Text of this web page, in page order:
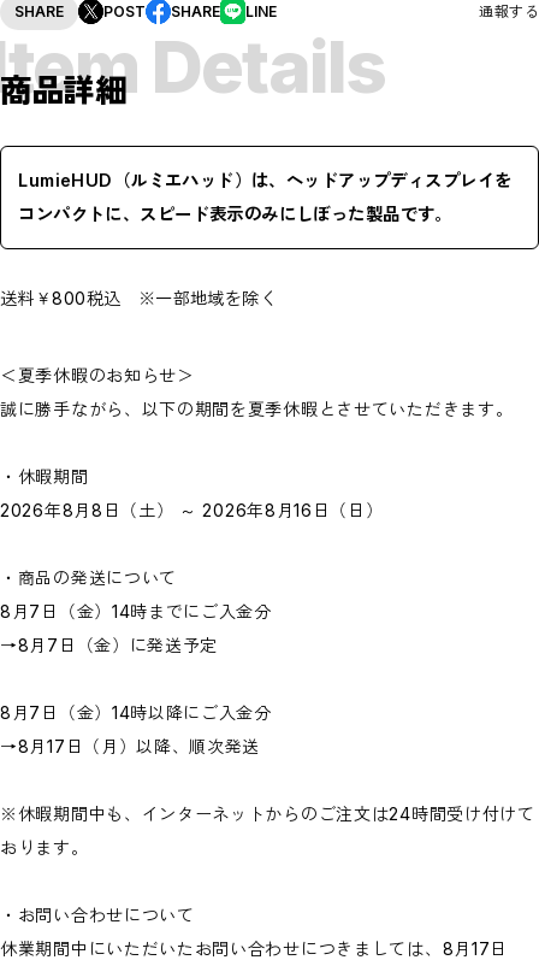
SHARE POST SHARE LINE 通報する
Details
商品詳細
LumieHUD（ルミエハッド）は、ヘッドアップディスプレイを
コンパクトに、スピード表示のみにしぼった製品です。
送料￥800税込 ※一部地域を除く
＜夏季休暇のお知らせ＞
誠に勝手ながら、以下の期間を夏季休暇とさせていただきます。
・休暇期間
2026年8月8日（土） ～ 2026年8月16日（日）
・商品の発送について
8月7日（金）14時までにご入金分
→8月7日（金）に発送予定
8月7日（金）14時以降にご入金分
→8月17日（月）以降、順次発送
※休暇期間中も、インターネットからのご注文は24時間受け付けて
おります。
・お問い合わせについて
休業期間中にいただいたお問い合わせにつきましては、8月17日